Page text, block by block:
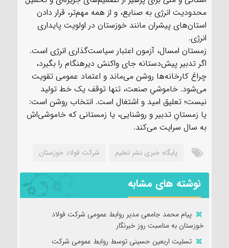
محدودیت انرژی به صنایع، و از همه مهم‌تر، قرار دادن
استان‌های پیشران مانند خوزستان در اولویت پایداری
انرژی.
زمستان امسال، آزمون اعتبار سیاست‌گذاری انرژی است.
اگر تدبیر پیش‌دستانه جای واکنش دیرهنگام را بگیرد،
چراغ کارخانه‌ها روشن می‌ماند و اعتماد عمومی تقویت
می‌شود. خاموشیِ صنعت، تنها توقف یک خط تولید
نیست؛ تعلیق امید و اشتغال است. انتخاب روشن است:
یا زمستانِ تدبیر و روشنایی، یا زمستانی که خاموشی‌اش
به سال سرایت می‌کند.
پایگاه خبری نشر تعلیم شرکت فولاد خوزستان
نوشته های مشابه
پیام محمد جامعی مدیر روابط عمومی شرکت فولاد
خوزستان به مناسبت روز خبرنگار
تسلیت اربعین حسینی توسط روابط عمومی شرکت